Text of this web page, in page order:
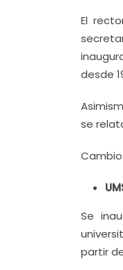
El
desde
se
Se
partir